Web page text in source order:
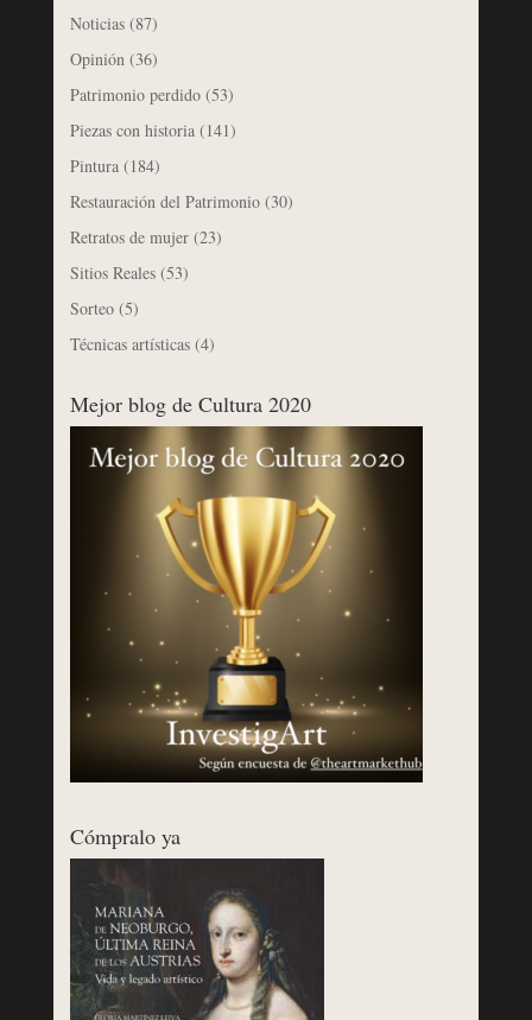
Noticias(87)
Opinión (36)
Patrimonio perdido(53)
Piezas con historia(141)
Pintura(184)
Restauración del Patrimonio(30)
Retratos de mujer(23)
Sitios Reales(53)
Sorteo(5)
Técnicas artísticas(4)
Mejor blog de Cultura 2020
Cómpralo ya